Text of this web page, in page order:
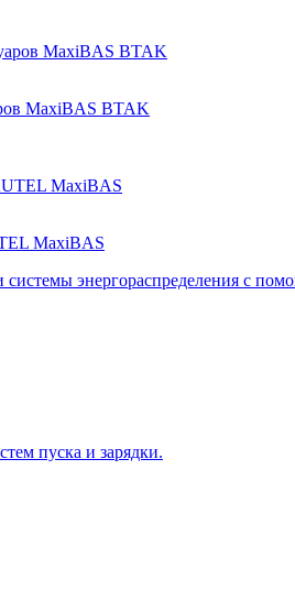
MaxiBAS BTAK
MaxiBAS
энергораспределения с
пуска и зарядки.